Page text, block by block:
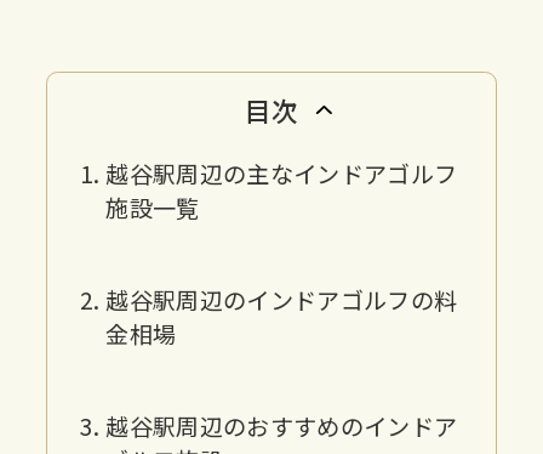
目次
越谷駅周辺の主なインドアゴルフ
施設一覧
越谷駅周辺のインドアゴルフの料
金相場
越谷駅周辺のおすすめのインドア